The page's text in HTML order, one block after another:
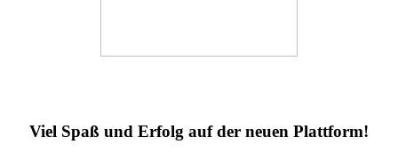
Viel Spaß und Erfolg auf der neuen Plattform!